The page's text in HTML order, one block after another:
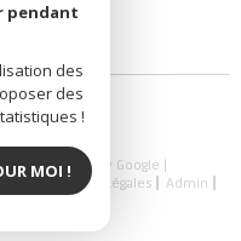
powered by Google |
Mentions Légales
Admin
pendant
des
des
!
MOI !